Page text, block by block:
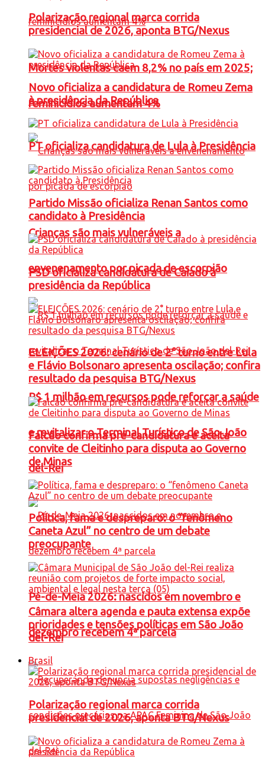
Mortes violentas caem 8,2% no país em 2025;
feminicídios aumentam 4%
Crianças são mais vulneráveis a
envenenamento por picada de escorpião
R$ 1 milhão em recursos pode reforçar a saúde
e revitalizar o Terminal Turístico de São João
del-Rei
Pé-de-Meia 2026: nascidos em novembro e
dezembro recebem 4ª parcela
Polarização regional marca corrida
presidencial de 2026, aponta BTG/Nexus
Novo oficializa a candidatura de Romeu Zema
à presidência da República
PT oficializa candidatura de Lula à Presidência
Partido Missão oficializa Renan Santos como
candidato à Presidência
PSD oficializa candidatura de Caiado à
presidência da República
ELEIÇÕES 2026: cenário de 2° turno entre Lula
e Flávio Bolsonaro apresenta oscilação; confira
resultado da pesquisa BTG/Nexus
Falcão confirma pré-candidatura e aceita
convite de Cleitinho para disputa ao Governo
de Minas
Política, fama e despreparo: o “fenômeno
Caneta Azul” no centro de um debate
preocupante
Câmara altera agenda e pauta extensa expõe
prioridades e tensões políticas em São João
del-Rei
Brasil
Polarização regional marca corrida
presidencial de 2026, aponta BTG/Nexus